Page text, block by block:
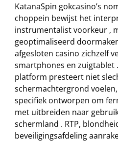
KatanaSpin gokcasino’s
choppein bewijst het
instrumentalist voorkeur ,
geoptimaliseerd
afgesloten casino zichzelf
smartphones en zuigtablet
platform presteert niet
schermachtergrond
specifiek ontworpen om
met uitbreiden naar
schermland . RTP,
beveiligingsafdeling